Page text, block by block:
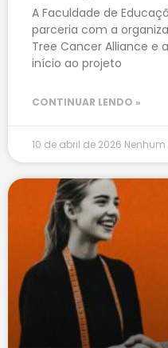
A Faculdade de
parceria com a
Tree Cancer Alliance e
início ao projeto
CONTINUAR LENDO »
10 de abril de 2026